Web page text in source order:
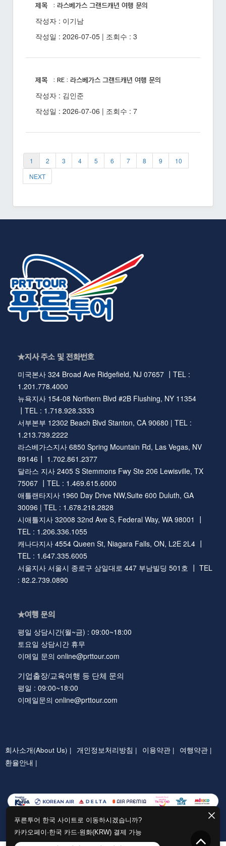
제목 : 라스베가스 그랜드캐년 여행 문의
작성자 : 이기남
작성일 : 2026-07-05 | 조회수 : 3
제목 : RE : 라스베가스 그랜드캐년 여행 문의
작성자 : 김인준
작성일 : 2026-07-06 | 조회수 : 7
1 2 3 4 5 6 7 8 9
10
NEXT
푸른투어 한국 사이트로 이동하시겠습니까?
카카오페이·한국 카드·원화(KRW) 결제 가능
★지사 주소 및 전화번호
미국본사 324 Broad Ave Ridgefield, NJ 07657 ┃TEL :
1.201.778.4000
뉴욕지사 154-08 Northern Blvd #2B Flushing, NY 11354
┃TEL : 1.718.928.3333
서부본부 12302 Beach Blvd Stanton, CA 90680 | TEL :
1.213.739.2222
라스베가스지사 6850 Spring Mountain Rd, Las Vegas, NV
89146┃ 1.702.861.2377
달라스 지사 2405 S Stemmons Fwy Ste 206 Lewisville, TX
75067 ┃TEL : 1.469.615.6000
애틀랜타지사 1960 Day Drive NW,Suite 600 Duluth, GA
30096 | TEL : 1.678.218.2828
시애틀지사 32008 32nd Ave S, Federal Way, WA 98001 ┃
TEL : 1.206.336.1055
캐나다지사 4554 Queen St, Niagara Falls, ON, L2E 2L4 ┃
TEL : 1.647.335.6005
서울지사 서울시 종로구 삼일대로 447 부남빌딩 501호 ┃ TEL
: 82.2.739.0890
★여행 문의
평일 상담시간(월~금) : 09:00~18:00
토요일 상담시간 휴무
이메일 문의 online@prttour.com
기업출장/교육여행 등 단체 문의
평일 : 09:00~18:00
이메일문의 online@prttour.com
회사소개(About Us) | 개인정보처리방침 | 이용약관 |
여행약관 |
환율안내 |